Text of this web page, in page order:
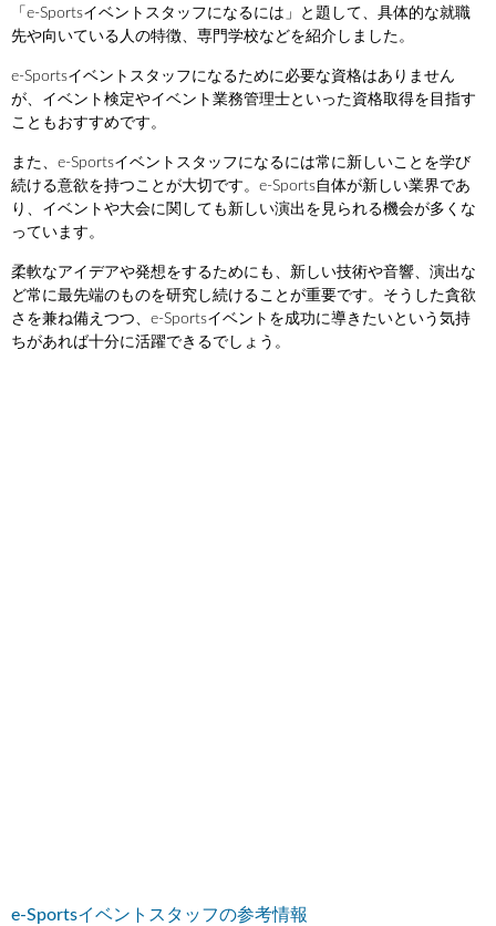
「e-Sportsイベントスタッフになるには」と題して、具体的な就職
先や向いている人の特徴、専門学校などを紹介しました。
e-Sportsイベントスタッフになるために必要な資格はありません
が、イベント検定やイベント業務管理士といった資格取得を目指す
こともおすすめです。
また、e-Sportsイベントスタッフになるには常に新しいことを学び
続ける意欲を持つことが大切です。e-Sports自体が新しい業界であ
り、イベントや大会に関しても新しい演出を見られる機会が多くな
っています。
柔軟なアイデアや発想をするためにも、新しい技術や音響、演出な
ど常に最先端のものを研究し続けることが重要です。そうした貪欲
さを兼ね備えつつ、e-Sportsイベントを成功に導きたいという気持
ちがあれば十分に活躍できるでしょう。
e-Sportsイベントスタッフの参考情報